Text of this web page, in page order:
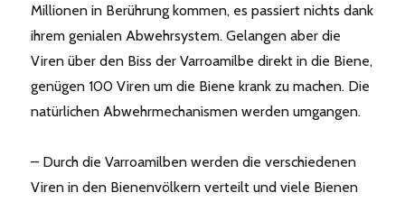
Millionen in Berührung kommen, es passiert nichts dank
ihrem genialen Abwehrsystem. Gelangen aber die
Viren über den Biss der Varroamilbe direkt in die Biene,
genügen 100 Viren um die Biene krank zu machen. Die
natürlichen Abwehrmechanismen werden umgangen.
– Durch die Varroamilben werden die verschiedenen
Viren in den Bienenvölkern verteilt und viele Bienen